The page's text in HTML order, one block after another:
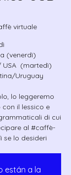
virtuale
(venerdì)
USA (martedì)
Uruguay
lo leggeremo
con il lessico e
di cui
al #caffè-
se lo desideri
están a la